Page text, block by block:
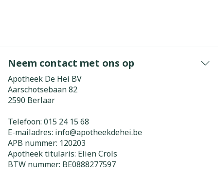
Neem contact met ons op
Apotheek De Hei BV
Aarschotsebaan 82
2590 Berlaar
Telefoon: 015 24 15 68
E-mailadres: info@apotheekdehei.be
APB nummer: 120203
Apotheek titularis: Elien Crols
BTW nummer: BE0888277597